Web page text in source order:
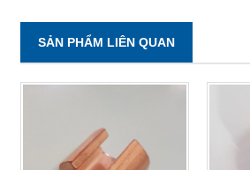
SẢN PHẨM LIÊN QUAN